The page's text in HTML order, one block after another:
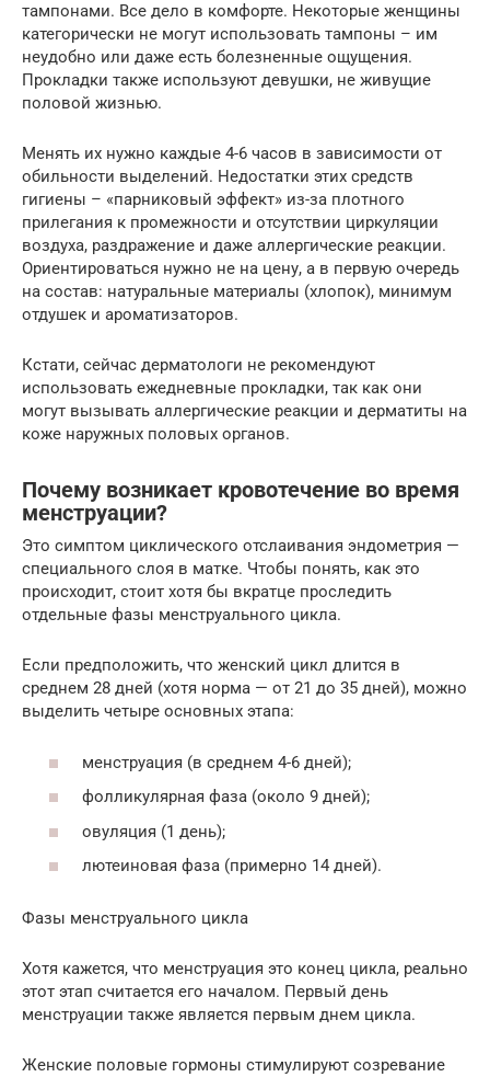
тампонами. Все дело в комфорте. Некоторые женщины
категорически не могут использовать тампоны – им
неудобно или даже есть болезненные ощущения.
Прокладки также используют девушки, не живущие
половой жизнью.
Менять их нужно каждые 4-6 часов в зависимости от
обильности выделений. Недостатки этих средств
гигиены – «парниковый эффект» из-за плотного
прилегания к промежности и отсутствии циркуляции
воздуха, раздражение и даже аллергические реакции.
Ориентироваться нужно не на цену, а в первую очередь
на состав: натуральные материалы (хлопок), минимум
отдушек и ароматизаторов.
Кстати, сейчас дерматологи не рекомендуют
использовать ежедневные прокладки, так как они
могут вызывать аллергические реакции и дерматиты на
коже наружных половых органов.
Почему возникает кровотечение во время
менструации?
Это симптом циклического отслаивания эндометрия —
специального слоя в матке. Чтобы понять, как это
происходит, стоит хотя бы вкратце проследить
отдельные фазы менструального цикла.
Если предположить, что женский цикл длится в
среднем 28 дней (хотя норма — от 21 до 35 дней), можно
выделить четыре основных этапа:
менструация (в среднем 4-6 дней);
фолликулярная фаза (около 9 дней);
овуляция (1 день);
лютеиновая фаза (примерно 14 дней).
Фазы менструального цикла
Хотя кажется, что менструация это конец цикла, реально
этот этап считается его началом. Первый день
менструации также является первым днем ​​цикла.
Женские половые гормоны стимулируют созревание